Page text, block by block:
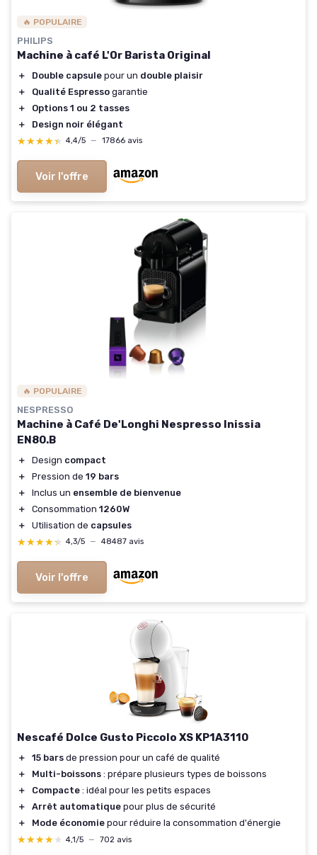
🔥 POPULAIRE
PHILIPS
Machine à café L'Or Barista Original
＋ Double capsule pour un double plaisir
＋
Qualité Espresso garantie
＋
Options 1 ou 2 tasses
＋
Design noir élégant
★★★★★
★★★★★ 4,4/5 — 17866 avis
Voir l'offre
🔥 POPULAIRE
NESPRESSO
Machine à Café De'Longhi Nespresso Inissia
EN80.B
＋ Design compact
＋
Pression de 19 bars
＋
Inclus un ensemble de bienvenue
＋
Consommation 1260W
＋
Utilisation de capsules
★★★★★
★★★★★ 4,3/5 — 48487 avis
Voir l'offre
Nescafé Dolce Gusto Piccolo XS KP1A3110
＋ 15 bars de pression pour un café de qualité
＋
Multi-boissons : prépare plusieurs types de boissons
＋
Compacte : idéal pour les petits espaces
＋
Arrêt automatique pour plus de sécurité
＋
Mode économie pour réduire la consommation d'énergie
★★★★★
★★★★★ 4,1/5 — 702 avis